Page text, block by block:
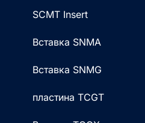
SCMT Insert
Вставка SNMA
Вставка SNMG
пластина TCGT